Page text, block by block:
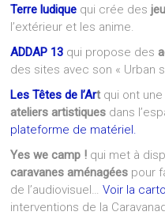
Terre ludique qui crée des
l’extérieur et les anime.
ADDAP 13 qui propose des
des sites avec son « Urban
Les Têtes de l’Art qui ont
ateliers artistiques dans
plateforme de matériel.
Yes we camp ! qui met à
caravanes aménagées pour
de l’audiovisuel…Voir la
interventions de la